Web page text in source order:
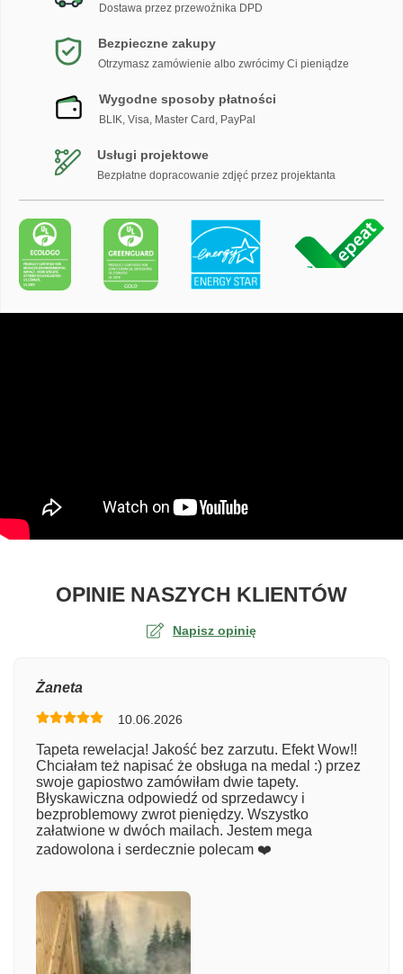
Dostawa przez przewoźnika DPD
Bezpieczne zakupy
Otrzymasz zamówienie albo zwrócimy Ci pieniądze
Wygodne sposoby płatności
BLIK, Visa, Master Card, PayPal
Usługi projektowe
Bezpłatne dopracowanie zdjęć przez projektanta
OPINIE NASZYCH KLIENTÓWO
Napisz opinię
Numer zamówienia
Imię
Żaneta
10.06.2026
Tapeta rewelacja! Jakość bez zarzutu. Efekt Wow!!
Chciałam też napisać że obsługa na medal :) przez
swoje gapiostwo zamówiłam dwie tapety.
Błyskawiczna odpowiedź od sprzedawcy i
bezproblemowy zwrot pieniędzy. Wszystko
załatwione w dwóch mailach. Jestem mega
zadowolona i serdecznie polecam ❤️